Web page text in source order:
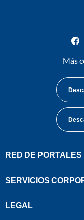
Más
RED DE PORTALES
SERVICIOS
LEGAL